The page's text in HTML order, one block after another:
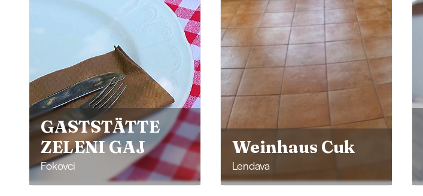
Weinhaus Cuk
Lendava
Gasthaus "Pri
Rudiju"
Šalovci